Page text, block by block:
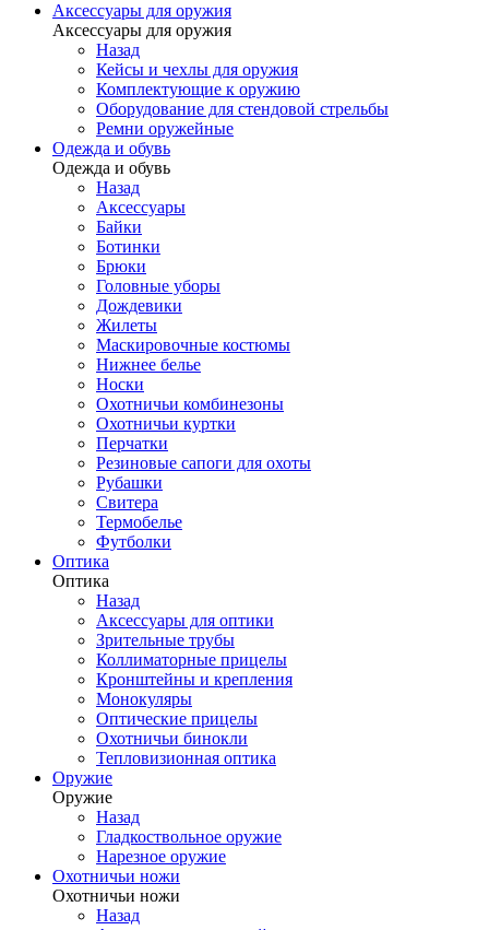
Аксессуары для оружия
Аксессуары для оружия
Назад
Кейсы и чехлы для оружия
Комплектующие к оружию
Оборудование для стендовой стрельбы
Ремни оружейные
Одежда и обувь
Одежда и обувь
Назад
Аксессуары
Байки
Ботинки
Брюки
Головные уборы
Дождевики
Жилеты
Маскировочные костюмы
Нижнее белье
Носки
Охотничьи комбинезоны
Охотничьи куртки
Перчатки
Резиновые сапоги для охоты
Рубашки
Свитера
Термобелье
Футболки
Оптика
Оптика
Назад
Аксессуары для оптики
Зрительные трубы
Коллиматорные прицелы
Кронштейны и крепления
Монокуляры
Оптические прицелы
Охотничьи бинокли
Тепловизионная оптика
Оружие
Оружие
Назад
Гладкоствольное оружие
Нарезное оружие
Охотничьи ножи
Охотничьи ножи
Назад